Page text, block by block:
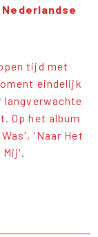
tijd met
eindelijk
langverwachte
Op het album
'Naar Het
Mij'.